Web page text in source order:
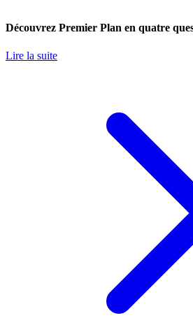
Découvrez Premier Plan en quatre
Lire la suite